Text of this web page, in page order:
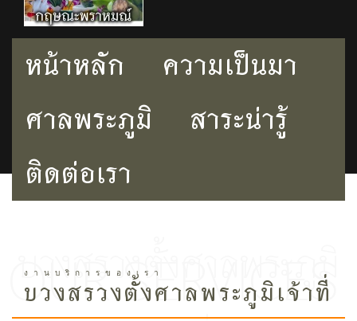
หน้าหลัก
ความเป็นมา
ศาลพระภูมิ
สาระน่ารู้
ติดต่อเรา
บวงสรวงตั้งศาลพระภูมิ
บวงสรวงตั้งศาลพระภูมิเจ้าที่